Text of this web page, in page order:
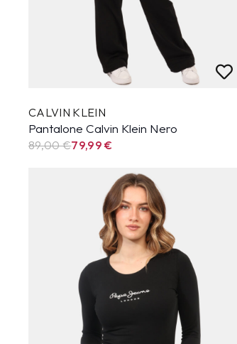
CALVIN KLEIN
Pantalone Calvin Klein Nero
89,00 €79,99€